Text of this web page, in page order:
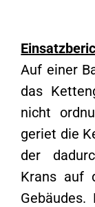
Auf einer
das
nicht
geriet die
der
Krans auf